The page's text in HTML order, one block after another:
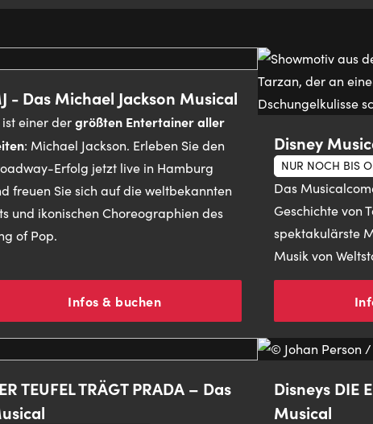
- Das Michael Jackson Musical
ist einer dergrößten Entertainer aller
: Michael Jackson. Erleben Sie den
Erfolg jetzt live in Hamburg
freuen Sie sich auf die weltbekannten
und ikonischen Choreographien des
of Pop.
Infos & buchen
Disney
NUR NOCH BIS
Das
Geschichte von
spektakulärste
Musik von
TEUFEL TRÄGT PRADA – Das
Disneys DIE
Musical